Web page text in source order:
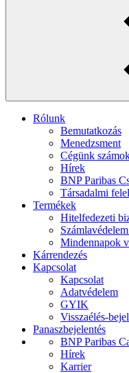
Rólunk
Bemutatkozás
Menedzsment
Cégünk
Hírek
BNP Paribas
Társadalmi
Termékek
Hitelfedezeti
Mindennapok
Kárrendezés
Kapcsolat
Kapcsolat
Adatvédelem
GYIK
Visszaélés-
Panaszbejelentés
BNP Paribas
Hírek
Karrier